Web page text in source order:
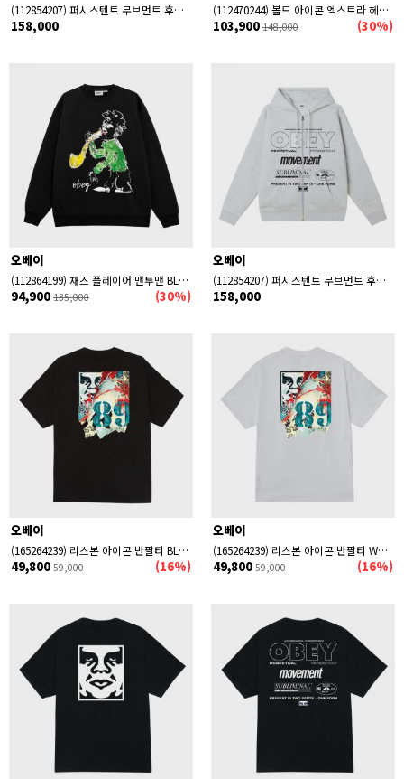
(112854207) 퍼시스텐트 무브먼트 후드집업 BLACK
158,000
(112470244) 볼드 아이콘 엑스트라 헤비 후드티 ASH GREY
103,900 148,000 (30%)
오베이
(112864199) 재즈 플레이어 맨투맨 BLACK
94,900 135,000 (30%)
오베이
(112854207) 퍼시스텐트 무브먼트 후드집업 HEATHER GREY
158,000
오베이
(165264239) 리스본 아이콘 반팔티 BLACK
49,800 59,000 (16%)
오베이
(165264239) 리스본 아이콘 반팔티 WHITE
49,800 59,000 (16%)